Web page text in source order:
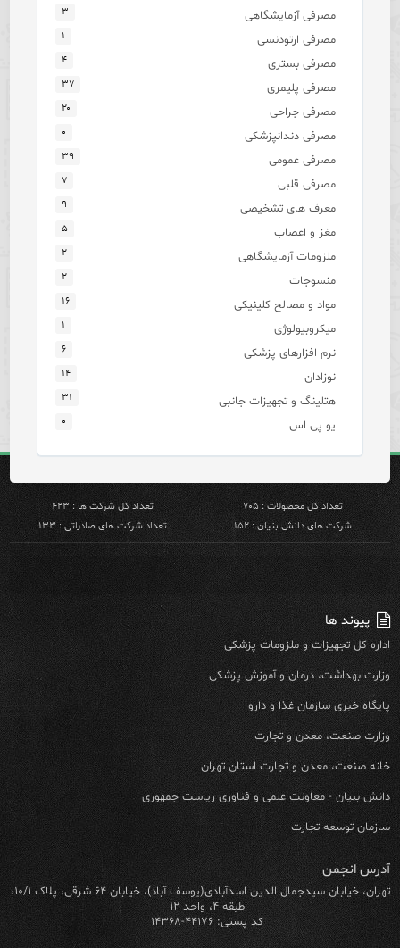
مصرفی آزمایشگاهی ۳
مصرفی ارتودنسی ۱
مصرفی بستری ۴
مصرفی پلیمری ۳۷
مصرفی جراحی ۲۰
مصرفی دندانپزشکی ۰
مصرفی عمومی ۳۹
مصرفی قلبی ۷
معرف های تشخیصی ۹
مغز و اعصاب ۵
ملزومات آزمایشگاهی ۲
منسوجات ۲
مواد و مصالح کلینیکی ۱۶
میکروبیولوژی ۱
نرم افزارهای پزشکی ۶
نوزادان ۱۴
هتلینگ و تجهیزات جانبی ۳۱
یو پی اس ۰
تعداد کل محصولات : ۷۰۵
تعداد کل شرکت ها : ۴۲۳
شرکت های دانش بنیان : ۱۵۲
تعداد شرکت های صادراتی : ۱۳۳
پیوند ها
اداره کل تجهیزات و ملزومات پزشکی
وزارت بهداشت، درمان و آموزش پزشکی
پایگاه خبری سازمان غذا و دارو
وزارت صنعت، معدن و تجارت
خانه صنعت، معدن و تجارت استان تهران
دانش بنیان - معاونت علمی و فناوری ریاست جمهوری
سازمان توسعه تجارت
آدرس انجمن
تهران، خیابان سیدجمال الدین اسدآبادی(یوسف آباد)، خیابان ۶۴ شرقی، پلاک ۱۰/۱،
طبقه ۴، واحد ۱۲
کد پستی: ۴۴۱۷۶-۱۴۳۶۸